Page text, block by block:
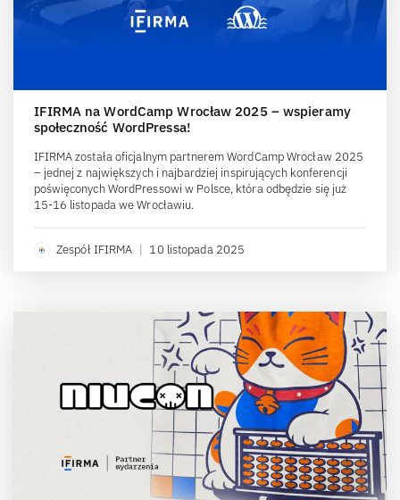
IFIRMA na WordCamp Wrocław 2025 – wspieramy
społeczność WordPressa!
IFIRMA została oficjalnym partnerem WordCamp Wrocław 2025
– jednej z największych i najbardziej inspirujących konferencji
poświęconych WordPressowi w Polsce, która odbędzie się już
15-16 listopada we Wrocławiu.
Zespół IFIRMA | 10 listopada 2025